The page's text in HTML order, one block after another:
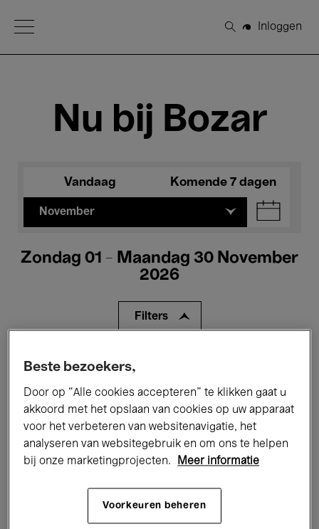
Open Menu
Zoeken
Inloggen
Nu bij Bozar
Vandaag Komende 7 dagen
November
Zondag 01 - Maandag 30 November
2026
Filters
Alle evenementen
Tentoonstellingen Films
Performances Lezingen & Debatten
Jazz Klassieke Muziek Global Music
Beste bezoekers,
Door op “Alle cookies accepteren” te klikken gaat u
akkoord met het opslaan van cookies op uw apparaat
voor het verbeteren van websitenavigatie, het
analyseren van websitegebruik en om ons te helpen
bij onze marketingprojecten.
Meer informatie
Voorkeuren beheren